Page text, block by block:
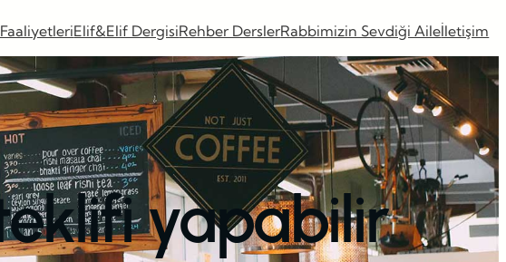
Elif&Elif DergisiRehber DerslerRabbimizin Sevdiği Aileİletişim
yapabilir